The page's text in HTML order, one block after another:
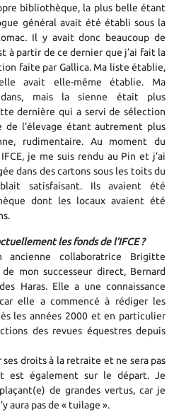
bibliothèque, la plus belle étant
général avait été établi sous la
Il y avait donc beaucoup de
à partir de ce dernier que j’ai fait la
faite par Gallica. Ma liste établie,
avait elle-même établie. Ma
mais la sienne était plus
dernière qui a servi de sélection
de l’élevage étant autrement plus
rudimentaire. Au moment du
je me suis rendu au Pin et j’ai
dans des cartons sous les toits du
satisfaisant. Ils avaient été
dont les locaux avaient été
les fonds de l’IFCE ?
ancienne collaboratrice Brigitte
mon successeur direct, Bernard
Haras. Elle a une connaissance
elle a commencé à rédiger les
les années 2000 et en particulier
des revues équestres depuis
droits à la retraite et ne sera pas
est également sur le départ. Je
de grandes vertus, car je
aura pas de « tuilage ».